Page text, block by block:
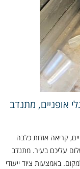
אופניים, מתנדב
גל חיים, קריאה אודות כלבה
עליכם בעיר. מתנדב
באמצעות ציוד ייעודי